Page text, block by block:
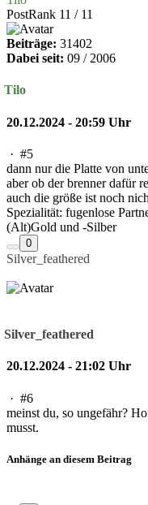
PostRank 11 / 11
Beiträge: 31402
Dabei seit: 09 / 2006
Tilo
20.12.2024 - 20:59 Uhr
· #5
dann nur die Platte von
aber ob der brenner dafür
auch die größe ist noch
Spezialität: fugenlose
(Alt)Gold und -Silber
0
Silver_feathered
Silver_feathered
20.12.2024 - 21:02 Uhr
· #6
meinst du, so ungefähr?
musst.
Anhänge an diesem Beitrag